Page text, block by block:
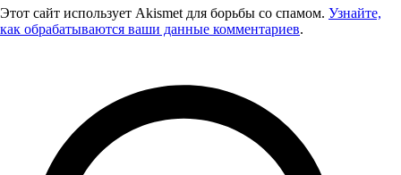
Этот сайт использует Akismet для борьбы со спамом. Узнайте,
как обрабатываются ваши данные комментариев.